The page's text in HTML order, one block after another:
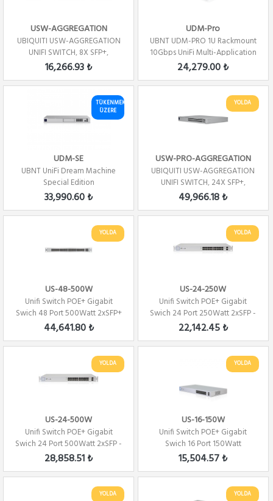
USW-AGGREGATION
UBIQUITI USW-AGGREGATION
UNIFI SWITCH, 8X SFP+,
SWITCHING CAPACITY...
16,266.93 ₺
UDM-Pro
UBNT UDM-PRO 1U Rackmount
10Gbps UniFi Multi-Application
System
24,279.00 ₺
TÜKENMEK
ÜZERE
UDM-SE
UBNT UniFi Dream Machine
Special Edition
33,990.60 ₺
YOLDA
USW-PRO-AGGREGATION
UBIQUITI USW-AGGREGATION
UNIFI SWITCH, 24X SFP+,
SWITCHING CAPACIT...
49,966.18 ₺
YOLDA
US-48-500W
Unifi Switch POE+ Gigabit
Swich 48 Port 500Watt 2xSFP+
2xSFP Yönet...
44,641.80 ₺
YOLDA
US-24-250W
Unifi Switch POE+ Gigabit
Swich 24 Port 250Watt 2xSFP -
Yönetilebi...
22,142.45 ₺
YOLDA
US-24-500W
Unifi Switch POE+ Gigabit
Swich 24 Port 500Watt 2xSFP -
Yönetilebi...
28,858.51 ₺
YOLDA
US-16-150W
Unifi Switch POE+ Gigabit
Swich 16 Port 150Watt
15,504.57 ₺
YOLDA YOLDA